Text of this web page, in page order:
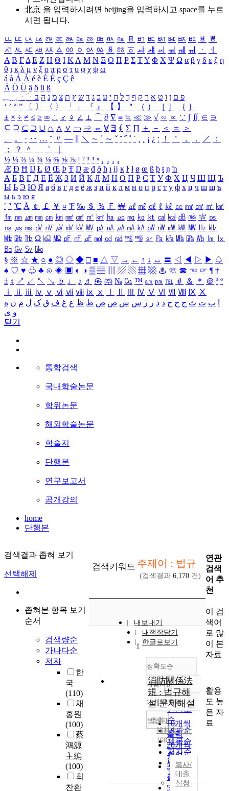
北京 을 입력하시려면 beijing을 입력하시고 space를 누르
시면 됩니다.
ㅥ ㅦ ㅧ ㅨ ㅩ ㅪ ㅫ ㅬ ㅭ ㅮ ㅯ ㅰ ㅱ ㅲ ㅳ ㅴ ㅵ ㅶ ㅷ ㅸ
ㅹ
ㅺ ㅻ ㅼ ㅽ ㅾ ㅿ ㆀ ㆁ ㆂ ㆃ ㆄ ㆅ ㆆ ㆇ ㆈ ㆉ ㆊ ㆋ ㆌ ㆍ
ㆎ
Α Β ΓΔ Ε Ζ Η Θ Ι ΚΛ Μ Ν Ξ Ο Π Ρ Σ ΤΥ Φ Χ Ψ Ω α β γ δ ε ζ η
θ ι κ λ μ ν ξ ο π ρ σ τ υ φ χ ψ ω
á à Á À é è É È ç Ç ê
Ä Ö Ü ä ö ü ß
ִֶֹ ֻּ ׁׂ פ ם ן ו ט א ר ק ף ך ל ח י ע כ ג ד ש ץ ת צ מ נ ה ב
‘ ’ “ ” 〔 〕 〈 〉 「 」 『 』 【 】 ＂ （ ） ［ ］ ｛ ｝
± × ÷ ≠ ≤ ≥ ∞ ∴ ♂ ♀ ∠ ⊥ ⌒ ∂ ∇ ≡ ≒ ≪ ≫ √ ∽ ∝ ∵ ∫ ∬ ∈ ∋
⊆ ⊇ ⊂ ⊃ ∪ ∩ ∧ ∨ ￢ ⇒ ⇔ ∀ ∃ ∮ ∑ ∏ ＋ － ＜ ＝
＞
、
。 · ‥ … ¨ 〃 ― ＼ ∼ ´ ～ ˇ ˘ ˝ ˚ ˙ ¸ ¡ ¿ ː ！ ＇ ， ． ／
：
；
？ ＾ ｀
½ ⅓ ⅔ ¼ ¾ ⅛ ⅜ ⅝ ⅞ ¹ ² ³ ⁴ ⁿ ₁ ₂ ₃ ₄
Æ Ð Ħ Ĳ Ł Ø Œ Þ Ŧ Ŋ æ đ ð ħ ı ĳ ĸ ŀ ł ø œ ß þ ŧ ŋ ŉ
А Б В Г Д Е Ё Ж З И Й К Л М Н О П Р С Т У Ф Х Ц Ч Ш Щ Ъ
Ы Ь Э Ю Я а б в г д е ё ж з и й к л м н о п р с т у ф х ц ч ш щ ъ
ы ь э ю я
′ ″ ℃ Å ￠ ￡ ￥ ¤ ℉ ‰ ＄ ％ Ｆ ￦ ㎕ ㎖ ㎗ ℓ ㎘ ㏄ ㎣ ㎤ ㎥ ㎦
㎙ ㎚ ㎛ ㎜ ㎝ ㎞ ㎟ ㎠ ㎡ ㎢ ㏊ ㎍ ㎎ ㎏ ㏏ ㎈ ㎉ ㏈ ㎧ ㎨ ㎰
㎱ ㎲ ㎳ ㎴ ㎵ ㎶ ㎷ ㎸ ㎹ ㎀ ㎁ ㎂ ㎃ ㎄ ㎺ ㎻ ㎽ ㎾ ㎿ ㎐ ㎑
㎒ ㎓ ㎔ Ω ㏀ ㏁ ㎊ ㎋ ㎌ ㏖ ㏅ ㎭ ㎮ ㎯ ㏛ ㎩ ㎪ ㎫ ㎬ ㏝ ㏐
㏓
㏃ ㏉ ㏜ ㏆
§ ※ ☆ ★ ○ ● ◎ ◇ ◆ □ ■ △ ▽ → ← ↑ ↓ ↔ 〓 ◁ ◀ ▷ ▶ ♤
♠ ♡ ♥ ♧ ♣ ⊙ ◈ ▣ ◐ ◑ ▒ ▤ ▨ ▧ ▦ ▩ ♨ ☏ ☎ ☜ ☞ ¶ †
‡ ↕ ↗ ↙ ↖ ↘ ♭ ♩ ♪ ♬ ㉿ ㈜ № ㏇ ™ ㏂ ㏘ ℡ ＃ ＆ ＊ ＠ ª º
ⅰ
ⅱ ⅲ ⅳ ⅴ ⅵ ⅶ ⅷ ⅸ ⅹ Ⅳ Ⅴ Ⅵ Ⅶ Ⅷ Ⅸ Ⅹ
ب ت ث ج ح خ د ذ ر ز س ش ص ض ط ظ ع غ ف ق ک ل م ن ه
و ی
닫기
통합검색
국내학술논문
학위논문
해외학술논문
학술지
단행본
연구보고서
공개강의
home
단행본
검색결과 좁혀 보기
선택해제
좁혀본 항목 보기
순서
검색량순
가나다순
저자
한
국
(110)
채
홍원
(100)
蔡
鴻源
主編
(100)
최
찬환
검색키워드 주제어 : 법규
(검색결과 6,170 건)
내보내기
내책장담기
한글로보기
정확도순
정확도
순
인기도
순
연도순
제목순
저자순
발행기
관순
내림차순
내림차순
10개씩 출력
10개씩
출력
20개씩
출력
30개씩
출력
50개씩
조회
1
消防關係法
規 : 법규해
설.문제해설
박상재
裕林文化社
1985
복사/
대출
신청
연관
검색
어 추
천
이 검
색어
로 많
이 본
자료
활용
도 높
은 자
료